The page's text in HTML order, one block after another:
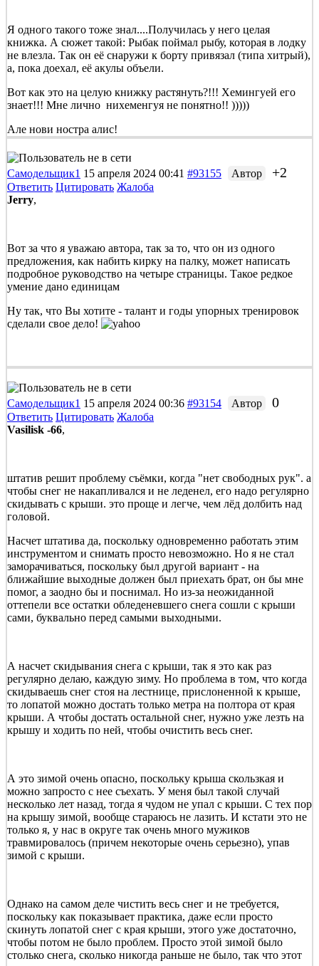
Я одного такого тоже знал....Получилась у него целая
книжка. А сюжет такой: Рыбак поймал рыбу, которая в лодку
не влезла. Так он её снаружи к борту привязал (типа хитрый),
а, пока доехал, её акулы объели.
Вот как это на целую книжку растянуть?!!! Хемингуей его
знает!!! Мне лично нихеменгуя не понятно!! )))))
Але нови ностра алис!
Самодельщик1 15 апреля 2024 00:41 #93155 Автор +2
Ответить Цитировать Жалоба
Jerry,
Вот за что я уважаю автора, так за то, что он из одного
предложения, как набить кирку на палку, может написать
подробное руководство на четыре страницы. Такое редкое
умение дано единицам
Ну так, что Вы хотите - талант и годы упорных тренировок
сделали свое дело!
Самодельщик1 15 апреля 2024 00:36 #93154 Автор 0
Ответить Цитировать Жалоба
Vasilisk -66,
штатив решит проблему съёмки, когда "нет свободных рук". а
чтобы снег не накапливался и не леденел, его надо регулярно
скидывать с крыши. это проще и легче, чем лёд долбить над
головой.
Насчет штатива да, поскольку одновременно работать этим
инструментом и снимать просто невозможно. Но я не стал
заморачиваться, поскольку был другой вариант - на
ближайшие выходные должен был приехать брат, он бы мне
помог, а заодно бы и поснимал. Но из-за неожиданной
оттепели все остатки обледеневшего снега сошли с крыши
сами, буквально перед самыми выходными.
А насчет скидывания снега с крыши, так я это как раз
регулярно делаю, каждую зиму. Но проблема в том, что когда
скидываешь снег стоя на лестнице, прислоненной к крыше,
то лопатой можно достать только метра на полтора от края
крыши. А чтобы достать остальной снег, нужно уже лезть на
крышу и ходить по ней, чтобы очистить весь снег.
А это зимой очень опасно, поскольку крыша скользкая и
можно запросто с нее съехать. У меня был такой случай
несколько лет назад, тогда я чудом не упал с крыши. С тех пор
на крышу зимой, вообще стараюсь не лазить. И кстати это не
только я, у нас в округе так очень много мужиков
травмировалось (причем некоторые очень серьезно), упав
зимой с крыши.
Однако на самом деле чистить весь снег и не требуется,
поскольку как показывает практика, даже если просто
скинуть лопатой снег с края крыши, этого уже достаточно,
чтобы потом не было проблем. Просто этой зимой было
столько снега, сколько никогда раньше не было, так что этот